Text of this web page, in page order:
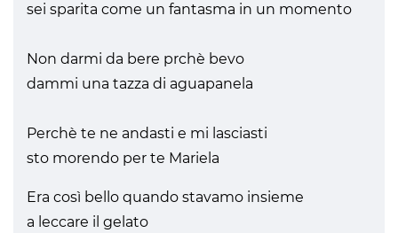
sei sparita come un fantasma in un momento
Non darmi da bere prchè bevo
dammi una tazza di aguapanela
Perchè te ne andasti e mi lasciasti
sto morendo per te Mariela
Era così bello quando stavamo insieme
a leccare il gelato